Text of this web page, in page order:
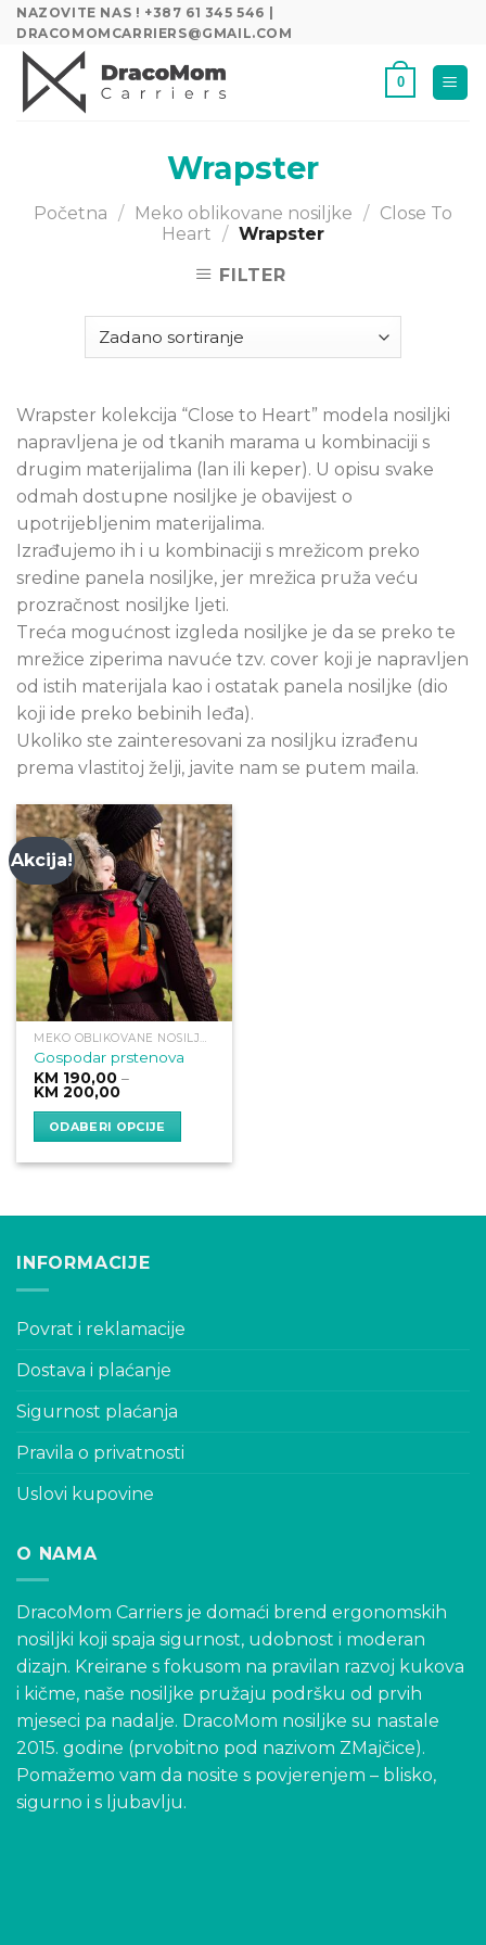
Skip
content
NAZOVITE NAS ! +387 61 345 546 |
DRACOMOMCARRIERS@GMAIL.COM
0
Wrapster
Početna / Meko oblikovane nosiljke / Close To
Heart / Wrapster
FILTER
Wrapster kolekcija “Close to Heart” modela nosiljki
napravljena je od tkanih marama u kombinaciji s
drugim materijalima (lan ili keper). U opisu svake
odmah dostupne nosiljke je obavijest o
upotrijebljenim materijalima.
Izrađujemo ih i u kombinaciji s mrežicom preko
sredine panela nosiljke, jer mrežica pruža veću
prozračnost nosiljke ljeti.
Treća mogućnost izgleda nosiljke je da se preko te
mrežice ziperima navuće tzv. cover koji je napravljen
od istih materijala kao i ostatak panela nosiljke (dio
koji ide preko bebinih leđa).
Ukoliko ste zainteresovani za nosiljku izrađenu
prema vlastitoj želji, javite nam se putem maila.
Akcija!
MEKO OBLIKOVANE NOSILJKE
Gospodar prstenova
KM 190,00 –
KM 200,00
KM 190,00
through
KM 200,00
ODABERI OPCIJE
multiple
The
options
be
on
product
page
INFORMACIJE
Povrat i reklamacije
Dostava i plaćanje
Sigurnost plaćanja
Pravila o privatnosti
Uslovi kupovine
O NAMA
DracoMom Carriers je domaći brend ergonomskih
nosiljki koji spaja sigurnost, udobnost i moderan
dizajn. Kreirane s fokusom na pravilan razvoj kukova
i kičme, naše nosiljke pružaju podršku od prvih
mjeseci pa nadalje. DracoMom nosiljke su nastale
2015. godine (prvobitno pod nazivom ZMajčice).
Pomažemo vam da nosite s povjerenjem – blisko,
sigurno i s ljubavlju.